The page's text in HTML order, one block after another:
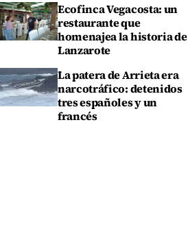
Ecofinca Vegacosta: un
restaurante que
homenajea la historia de
Lanzarote
La patera de Arrieta era
narcotráfico: detenidos
tres españoles y un
francés